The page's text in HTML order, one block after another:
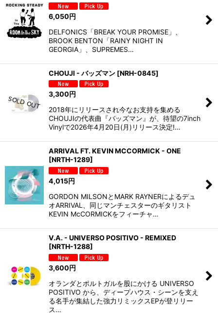
6,050円
DELFONICS「BREAK YOUR PROMISE」、
BROOK BENTON「RAINY NIGHT IN
GEORGIA」、SUPREMES…
CHOUJI - バッズマン [NRH-0845]
3,300円
2018年にリリースされ今なお支持を集める
CHOUJIの代表曲『バッズマン』が、待望の7inch
Vinylで2026年4月20日(月)リリース決定!…
ARRIVAL FT. KEVIN MCCORMICK - ONE
[NRTH-1289]
4,015円
GORDON MILSONとMARK RAYNERによるデュ
オARRIVAL、同じマンチェスターのギタリスト
KEVIN McCORMICKをフィーチャ…
V.A. - UNIVERSO POSITIVO - REMIXED
[NRTH-1288]
3,600円
オランダとポルトガルを股にかける UNIVERSO
POSITIVO から、ディープハウス・シーンを支え
る名手が集結した強力リミックスEPが登リリー
ス…